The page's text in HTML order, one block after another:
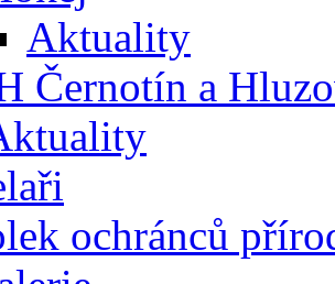
Aktuality
Černotín a
ochránců